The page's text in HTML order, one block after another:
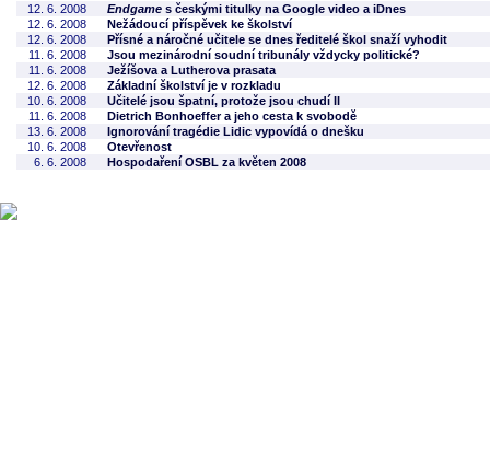
12. 6. 2008 Endgame s českými titulky na Google video a iDnes
12. 6. 2008
Nežádoucí příspěvek ke školství
12. 6. 2008
Přísné a náročné učitele se dnes ředitelé škol snaží vyhodit
11. 6. 2008
Jsou mezinárodní soudní tribunály vždycky politické?
11. 6. 2008
Ježíšova a Lutherova prasata
12. 6. 2008
Základní školství je v rozkladu
10. 6. 2008
Učitelé jsou špatní, protože jsou chudí II
11. 6. 2008
Dietrich Bonhoeffer a jeho cesta k svobodě
13. 6. 2008
Ignorování tragédie Lidic vypovídá o dnešku
10. 6. 2008
Otevřenost
6. 6. 2008
Hospodaření OSBL za květen 2008